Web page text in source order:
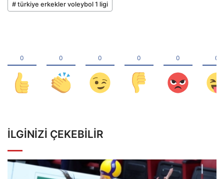
# türkiye erkekler voleybol 1 ligi
İLGINIZI ÇEKEBILIR